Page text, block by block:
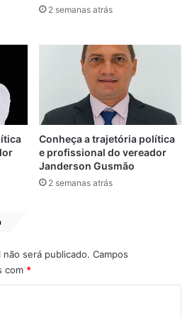
2 semanas atrás
Conheça a trajetória política
e profissional do vereador
Janderson Gusmão
2 semanas atrás
será publicado. Campos
com *